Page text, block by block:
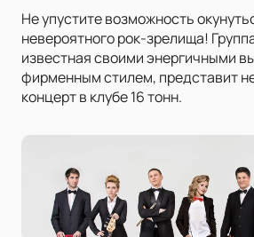
Не упустите возможность
невероятного рок-зрелища!
известная своими энергичными
фирменным стилем, представит
концерт в клубе 16 тонн.